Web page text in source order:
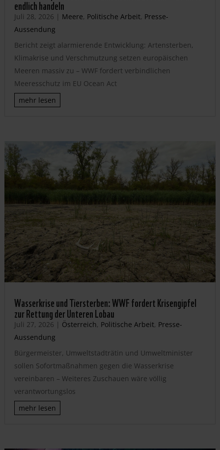
endlich handeln
Juli 28, 2026 | Meere, Politische Arbeit, Presse-
Aussendung
Bericht zeigt alarmierende Entwicklung: Artensterben,
Klimakrise und Verschmutzung setzen europäischen
Meeren massiv zu – WWF fordert verbindlichen
Meeresschutz im EU Ocean Act
mehr lesen
Wasserkrise und Tiersterben: WWF fordert Krisengipfel
zur Rettung der Unteren Lobau
Juli 27, 2026 | Österreich, Politische Arbeit, Presse-
Aussendung
Bürgermeister, Umweltstadträtin und Umweltminister
sollen Sofortmaßnahmen gegen die Wasserkrise
vereinbaren – Weiteres Zuschauen wäre völlig
verantwortungslos
mehr lesen